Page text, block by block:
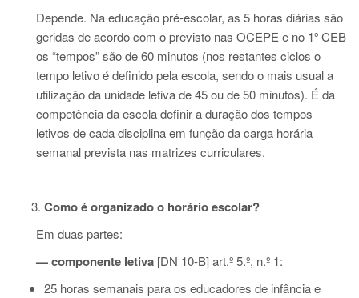
Depende. Na educação pré-escolar, as 5 horas diárias são
geridas de acordo com o previsto nas OCEPE e no 1º CEB
os “tempos” são de 60 minutos (nos restantes ciclos o
tempo letivo é definido pela escola, sendo o mais usual a
utilização da unidade letiva de 45 ou de 50 minutos). É da
competência da escola definir a duração dos tempos
letivos de cada disciplina em função da carga horária
semanal prevista nas matrizes curriculares.
Como é organizado o horário escolar?
Em duas partes:
— componente letiva [DN 10-B] art.º 5.º, n.º 1:
25 horas semanais para os educadores de infância e